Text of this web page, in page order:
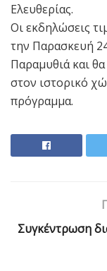
Ελευθερίας.
Οι εκδηλώσεις
την Παρασκευή
Παραμυθιά και
στον ιστορικό
πρόγραμμα.
Συγκέντρωση